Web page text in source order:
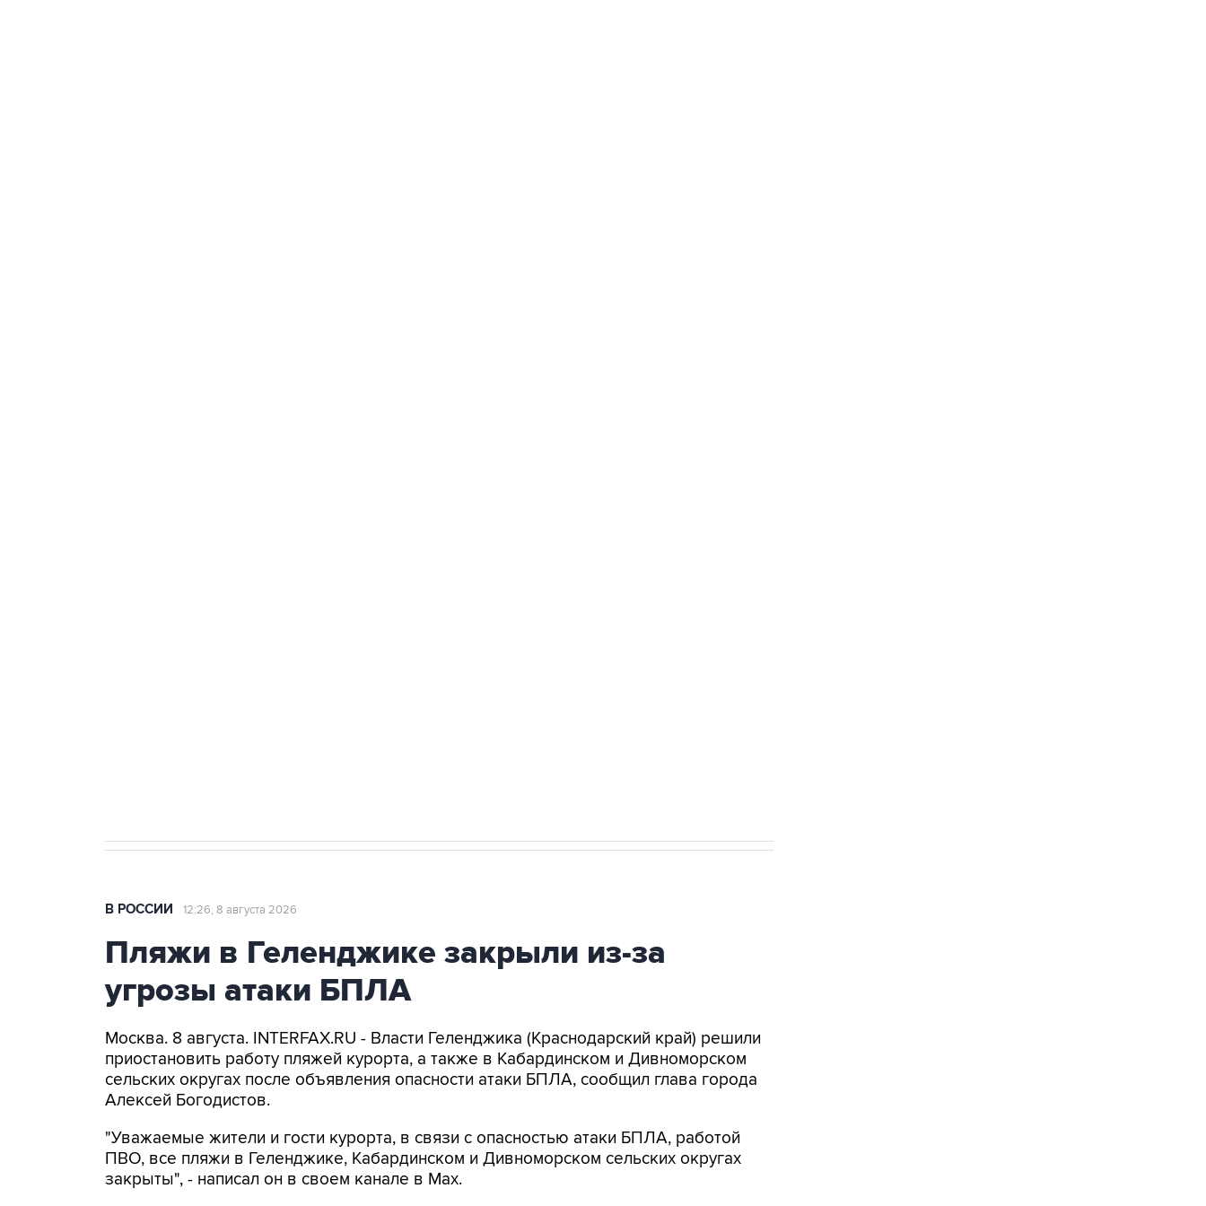
В РОССИИ 12:26, 8 августа 2026
Пляжи в Геленджике закрыли из-за
угрозы атаки БПЛА
Москва. 8 августа. INTERFAX.RU - Власти Геленджика (Краснодарский край) решили
приостановить работу пляжей курорта, а также в Кабардинском и Дивноморском
сельских округах после объявления опасности атаки БПЛА, сообщил глава города
Алексей Богодистов.
"Уважаемые жители и гости курорта, в связи с опасностью атаки БПЛА, работой
ПВО, все пляжи в Геленджике, Кабардинском и Дивноморском сельских округах
закрыты", - написал он в своем канале в Max.